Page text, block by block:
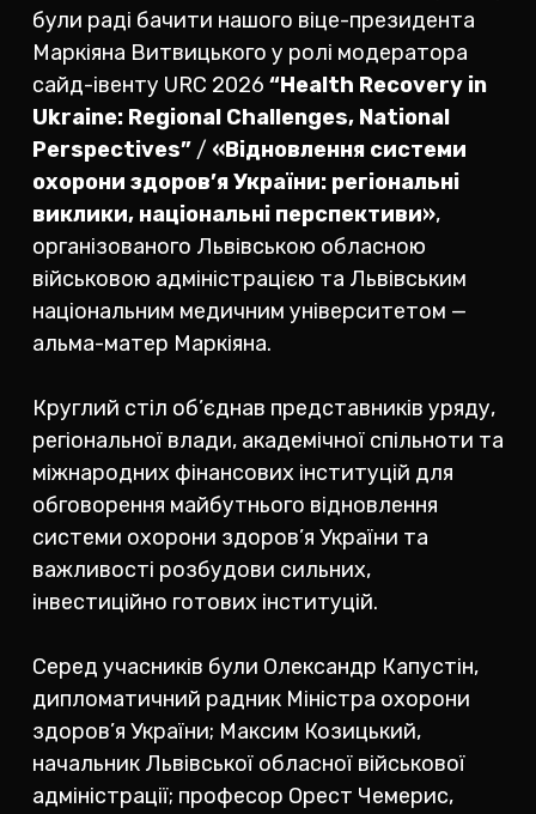
були раді бачити нашого віце-президента
Маркіяна Витвицького у ролі модератора
сайд-івенту URC 2026 “Health Recovery in
Ukraine: Regional Challenges, National
Perspectives”/ «Відновлення системи
охорони здоров’я України: регіональні
виклики, національні перспективи»,
організованого Львівською обласною
військовою адміністрацією та Львівським
національним медичним університетом —
альма-матер Маркіяна.
Круглий стіл об’єднав представників уряду,
регіональної влади, академічної спільноти та
міжнародних фінансових інституцій для
обговорення майбутнього відновлення
системи охорони здоров’я України та
важливості розбудови сильних,
інвестиційно готових інституцій.
Серед учасників були Олександр Капустін,
дипломатичний радник Міністра охорони
здоров’я України; Максим Козицький,
начальник Львівської обласної військової
адміністрації; професор Орест Чемерис,